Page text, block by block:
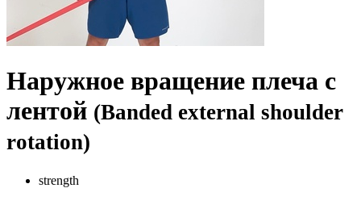
Наружное вращение плеча с
лентой (Banded external shoulder
rotation)
strength